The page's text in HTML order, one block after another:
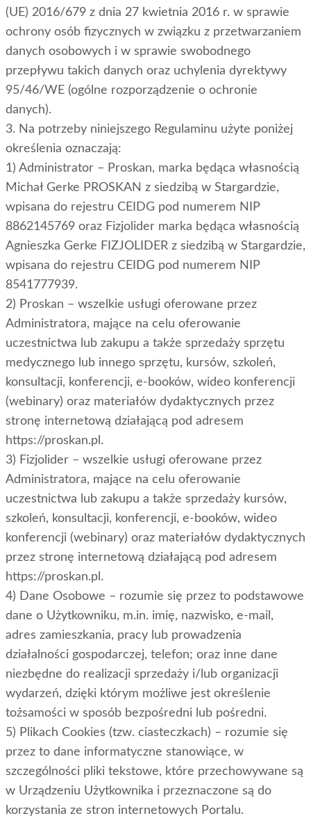
(UE) 2016/679 z dnia 27 kwietnia 2016 r. w sprawie
ochrony osób fizycznych w związku z przetwarzaniem
danych osobowych i w sprawie swobodnego
przepływu takich danych oraz uchylenia dyrektywy
95/46/WE (ogólne rozporządzenie o ochronie
danych).
3. Na potrzeby niniejszego Regulaminu użyte poniżej
określenia oznaczają:
1) Administrator – Proskan, marka będąca własnością
Michał Gerke PROSKAN z siedzibą w Stargardzie,
wpisana do rejestru CEIDG pod numerem NIP
8862145769 oraz Fizjolider marka będąca własnością
Agnieszka Gerke FIZJOLIDER z siedzibą w Stargardzie,
wpisana do rejestru CEIDG pod numerem NIP
8541777939.
2) Proskan – wszelkie usługi oferowane przez
Administratora, mające na celu oferowanie
uczestnictwa lub zakupu a także sprzedaży sprzętu
medycznego lub innego sprzętu, kursów, szkoleń,
konsultacji, konferencji, e-booków, wideo konferencji
(webinary) oraz materiałów dydaktycznych przez
stronę internetową działającą pod adresem
https://proskan.pl.
3) Fizjolider – wszelkie usługi oferowane przez
Administratora, mające na celu oferowanie
uczestnictwa lub zakupu a także sprzedaży kursów,
szkoleń, konsultacji, konferencji, e-booków, wideo
konferencji (webinary) oraz materiałów dydaktycznych
przez stronę internetową działającą pod adresem
https://proskan.pl.
4) Dane Osobowe – rozumie się przez to podstawowe
dane o Użytkowniku, m.in. imię, nazwisko, e-mail,
adres zamieszkania, pracy lub prowadzenia
działalności gospodarczej, telefon; oraz inne dane
niezbędne do realizacji sprzedaży i/lub organizacji
wydarzeń, dzięki którym możliwe jest określenie
tożsamości w sposób bezpośredni lub pośredni.
5) Plikach Cookies (tzw. ciasteczkach) – rozumie się
przez to dane informatyczne stanowiące, w
szczególności pliki tekstowe, które przechowywane są
w Urządzeniu Użytkownika i przeznaczone są do
korzystania ze stron internetowych Portalu.